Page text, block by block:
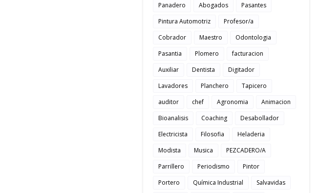
Panadero
Abogados
Pasantes
Pintura Automotriz
Profesor/a
Cobrador
Maestro
Odontologia
Pasantia
Plomero
facturacion
Auxiliar
Dentista
Digitador
Lavadores
Planchero
Tapicero
auditor
chef Agronomia
Animacion
Bioanalisis
Coaching
Desabollador
Electricista
Filosofia
Heladeria
Modista
Musica
PEZCADERO/A
Parrillero
Periodismo
Pintor
Portero
Química Industrial
Salvavidas